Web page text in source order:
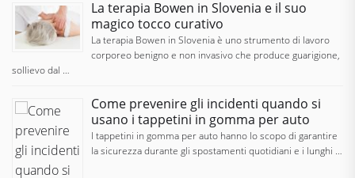
La terapia Bowen in Slovenia e il suo
magico tocco curativo
La terapia Bowen in Slovenia è uno strumento di lavoro
corporeo benigno e non invasivo che produce guarigione,
sollievo dal …
Come prevenire gli incidenti quando si
usano i tappetini in gomma per auto
I tappetini in gomma per auto hanno lo scopo di garantire
la sicurezza durante gli spostamenti quotidiani e i lunghi …